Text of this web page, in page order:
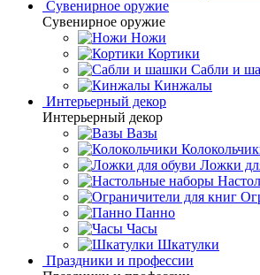
Сувенирное оружие
Сувенирное оружие
Ножи
Кортики
Сабли и
Кинжалы
Интерьерный декор
Интерьерный декор
Вазы
Ложки
Панно
Часы
Шкатулки
Праздники и профессии